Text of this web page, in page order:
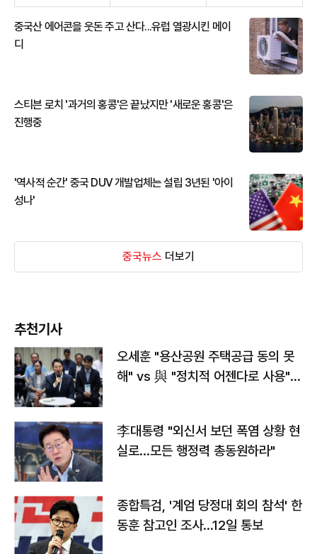
중국산 에어콘을 웃돈 주고 산다...유럽 열광시킨 메이
디
스티븐 로치 '과거의 홍콩'은 끝났지만 '새로운 홍콩'은
진행중
'역사적 순간' 중국 DUV 개발업체는 설립 3년된 '아이
성나'
중국뉴스 더보기
추천기사
오세훈 "용산공원 주택공급 동의 못
해" vs 與 "정치적 어젠다로 사용"
李대통령 "외신서 보던 폭염 상황 현
실로…모든 행정력 총동원하라"
종합특검, '계엄 당정대 회의 참석' 한
동훈 참고인 조사...12일 통보